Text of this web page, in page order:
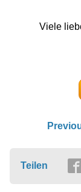
Viele
Teilen